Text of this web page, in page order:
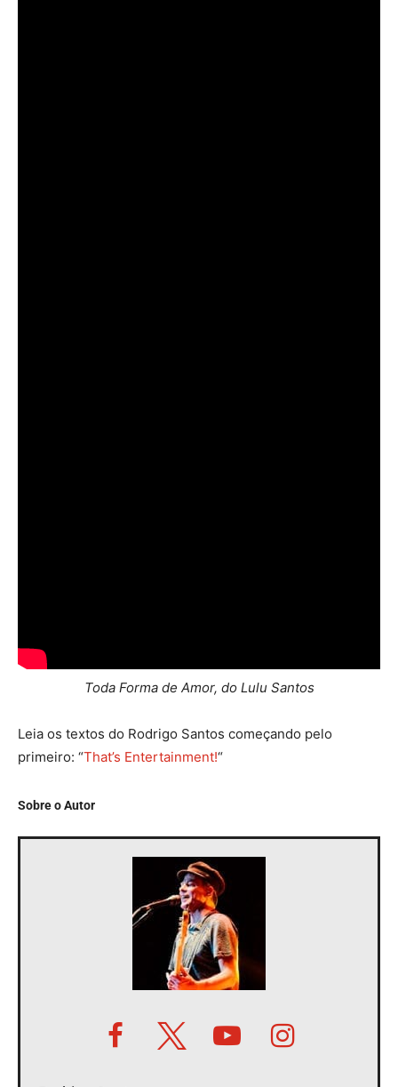
Toda Forma de Amor, do Lulu Santos
Leia os textos do Rodrigo Santos começando pelo
primeiro: “That’s Entertainment!“
Sobre o Autor